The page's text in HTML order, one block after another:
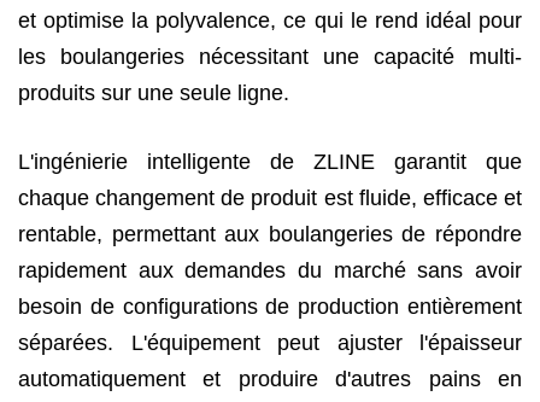
et optimise la polyvalence, ce qui le rend idéal pour
les boulangeries nécessitant une capacité multi-
produits sur une seule ligne.
L'ingénierie intelligente de ZLINE garantit que
chaque changement de produit est fluide, efficace et
rentable, permettant aux boulangeries de répondre
rapidement aux demandes du marché sans avoir
besoin de configurations de production entièrement
séparées. L'équipement peut ajuster l'épaisseur
automatiquement et produire d'autres pains en